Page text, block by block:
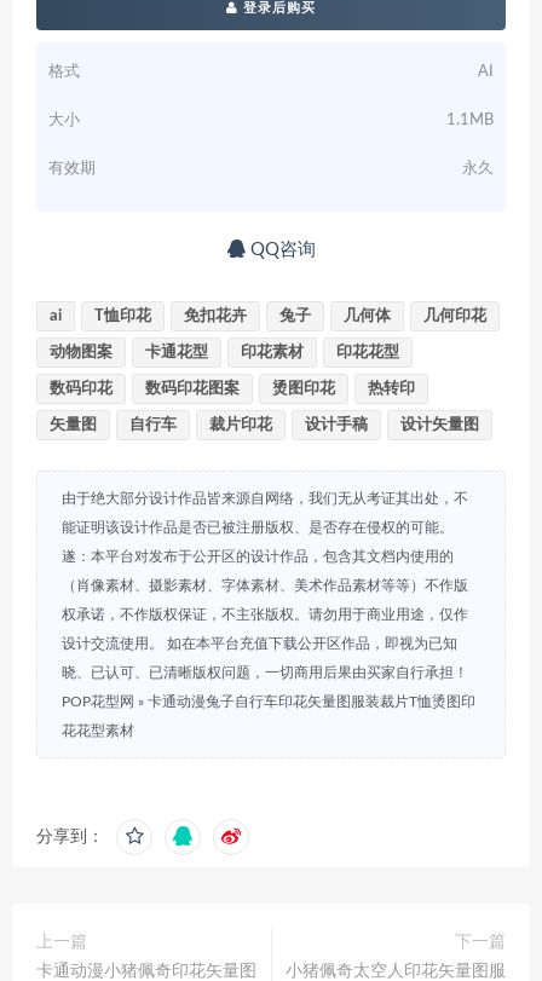
登录后购买
格式 AI
大小 1.1MB
有效期 永久
QQ咨询
ai T恤印花 免扣花卉 兔子 几何体 几何印花
动物图案 卡通花型 印花素材 印花花型
数码印花 数码印花图案 烫图印花 热转印
矢量图 自行车 裁片印花 设计手稿 设计矢量图
由于绝大部分设计作品皆来源自网络，我们无从考证其出处，不
能证明该设计作品是否已被注册版权、是否存在侵权的可能。
遂：本平台对发布于公开区的设计作品，包含其文档内使用的
（肖像素材、摄影素材、字体素材、美术作品素材等等）不作版
权承诺，不作版权保证，不主张版权。请勿用于商业用途，仅作
设计交流使用。 如在本平台充值下载公开区作品，即视为已知
晓、已认可、已清晰版权问题，一切商用后果由买家自行承担！
POP花型网 » 卡通动漫兔子自行车印花矢量图服装裁片T恤烫图印
花花型素材
分享到：
上一篇
卡通动漫小猪佩奇印花矢量图
下一篇
小猪佩奇太空人印花矢量图服